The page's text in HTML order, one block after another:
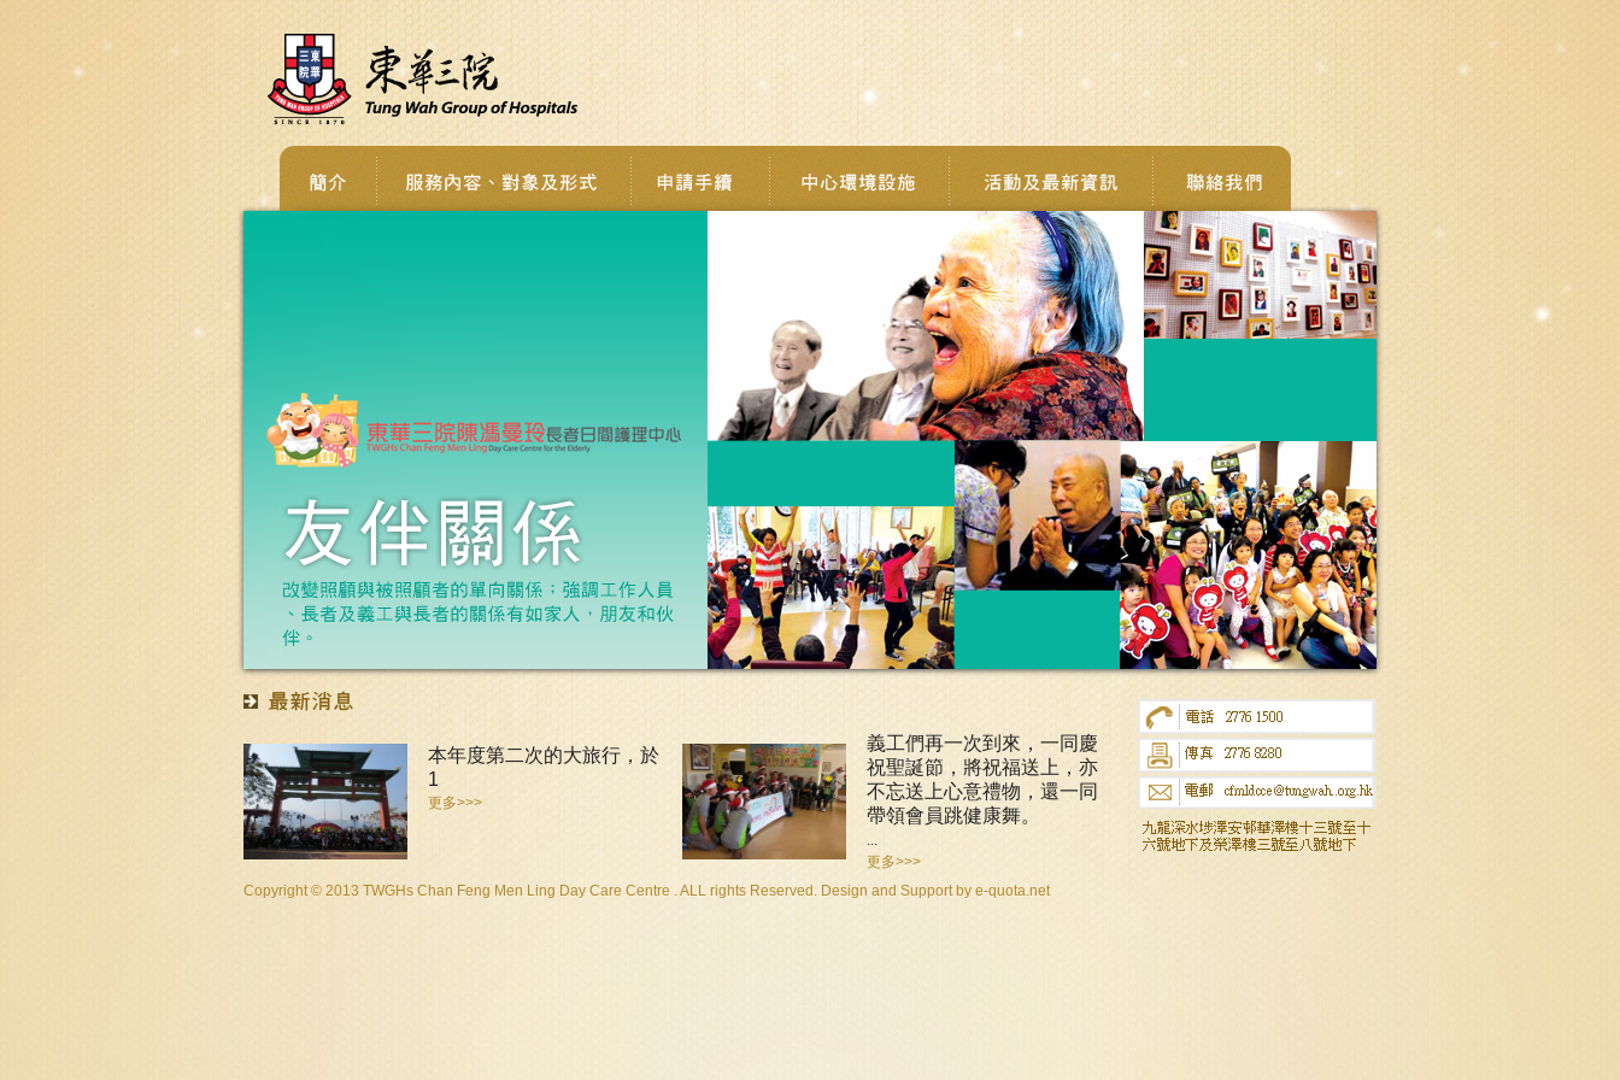
本年度第二次的大旅行，於
1
更多>>>
義工們再一次到來，一同慶
祝聖誕節，將祝福送上，亦
不忘送上心意禮物，還一同
帶領會員跳健康舞。
...
更多>>>
Copyright © 2013 TWGHs Chan Feng Men Ling Day Care Centre . ALL rights Reserved. Design and Support by e-quota.net